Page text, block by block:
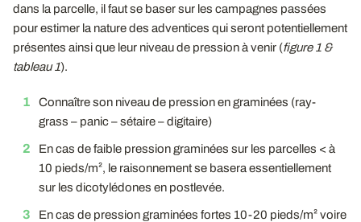
dans la parcelle, il faut se baser sur les campagnes passées
pour estimer la nature des adventices qui seront potentiellement
présentes ainsi que leur niveau de pression à venir (figure 1 &
tableau 1).
Connaître son niveau de pression en graminées (ray-
grass – panic – sétaire – digitaire)
En cas de faible pression graminées sur les parcelles < à
10 pieds/m², le raisonnement se basera essentiellement
sur les dicotylédones en postlevée.
En cas de pression graminées fortes 10-20 pieds/m² voire